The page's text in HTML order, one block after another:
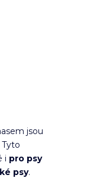
jsou
i pro psy
psy.